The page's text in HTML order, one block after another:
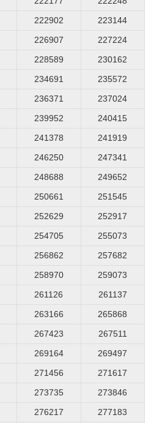
222902
223144
226907
227224
228589
230162
234691
235572
236371
237024
239952
240415
241378
241919
246250
247341
248688
249652
250661
251545
252629
252917
254705
255073
256862
257682
258970
259073
261126
261137
263166
265868
267423
267511
269164
269497
271456
271617
273735
273846
276217
277183